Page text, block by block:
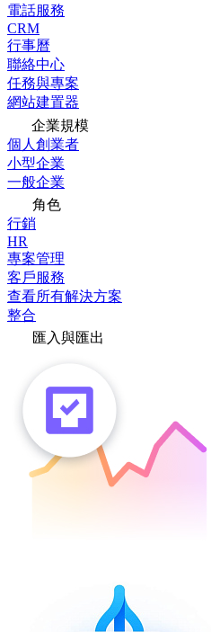
電話服務
CRM
行事曆
聯絡中心
任務與專案
網站建置器
企業規模
個人創業者
小型企業
一般企業
角色
行銷
HR
專案管理
客戶服務
查看所有解決方案
整合
匯入與匯出